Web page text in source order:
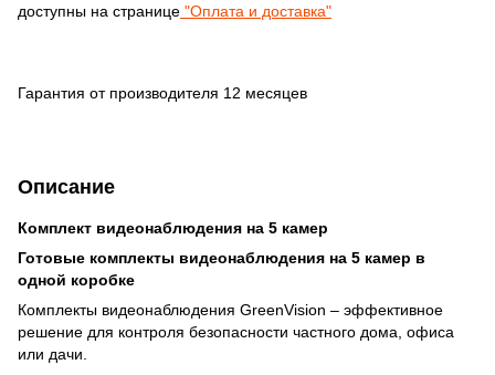
Описание
Комплект видеонаблюдения на 5 камер
Готовые комплекты видеонаблюдения на 5 камер в
одной коробке
Комплекты видеонаблюдения GreenVision – эффективное
решение для контроля безопасности частного дома, офиса
или дачи.
доступны на странице "Оплата и доставка"
Гарантия от производителя 12 месяцев